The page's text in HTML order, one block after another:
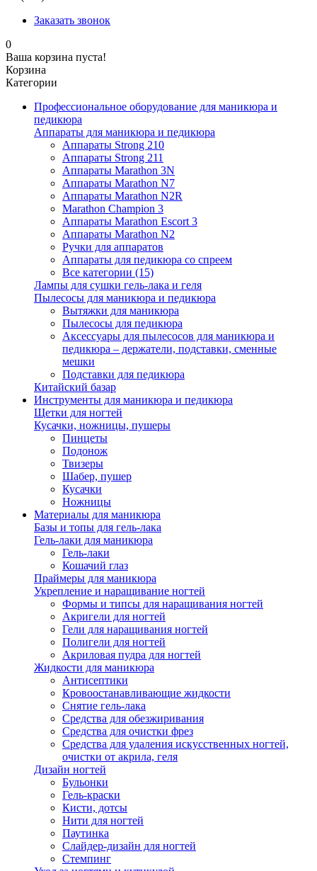
Заказать звонок
0
Ваша корзина пуста!
Корзина
Категории
Профессиональное оборудование для маникюра и
педикюра
Аппараты для маникюра и педикюра
Аппараты Strong 210
Аппараты Strong 211
Аппараты Marathon 3N
Аппараты Marathon N7
Аппараты Marathon N2R
Marathon Champion 3
Аппараты Marathon Escort 3
Аппараты Marathon N2
Ручки для аппаратов
Аппараты для педикюра со спреем
Все категории (15)
Лампы для сушки гель-лака и геля
Пылесосы для маникюра и педикюра
Вытяжки для маникюра
Пылесосы для педикюра
Аксессуары для пылесосов для маникюра и
педикюра – держатели, подставки, сменные
мешки
Подставки для педикюра
Китайский базар
Инструменты для маникюра и педикюра
Щетки для ногтей
Кусачки, ножницы, пушеры
Пинцеты
Подонож
Твизеры
Шабер, пушер
Кусачки
Ножницы
Материалы для маникюра
Базы и топы для гель-лака
Гель-лаки для маникюра
Гель-лаки
Кошачий глаз
Праймеры для маникюра
Укрепление и наращивание ногтей
Формы и типсы для наращивания ногтей
Акригели для ногтей
Гели для наращивания ногтей
Полигели для ногтей
Акриловая пудра для ногтей
Жидкости для маникюра
Антисептики
Кровоостанавливающие жидкости
Снятие гель-лака
Средства для обезжиривания
Средства для очистки фрез
Средства для удаления искусственных ногтей,
очистки от акрила, геля
Дизайн ногтей
Бульонки
Гель-краски
Кисти, дотсы
Нити для ногтей
Паутинка
Слайдер-дизайн для ногтей
Стемпинг